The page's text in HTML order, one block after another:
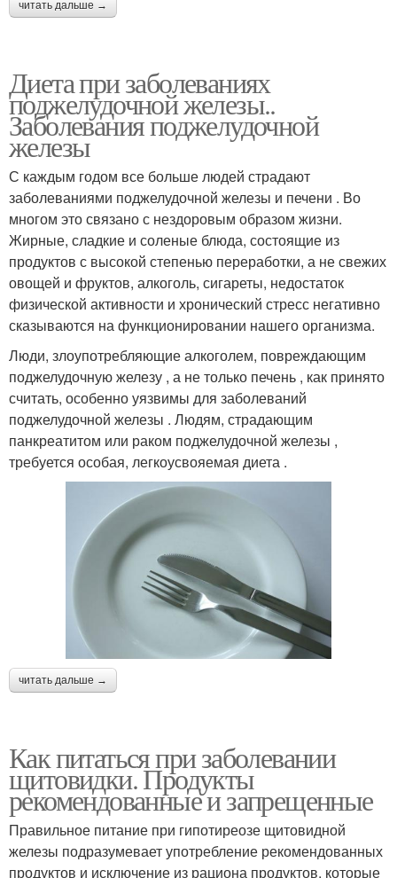
читать дальше →
Диета при заболеваниях
поджелудочной железы..
Заболевания поджелудочной
железы
С каждым годом все больше людей страдают
заболеваниями поджелудочной железы и печени . Во
многом это связано с нездоровым образом жизни.
Жирные, сладкие и соленые блюда, состоящие из
продуктов с высокой степенью переработки, а не свежих
овощей и фруктов, алкоголь, сигареты, недостаток
физической активности и хронический стресс негативно
сказываются на функционировании нашего организма.
Люди, злоупотребляющие алкоголем, повреждающим
поджелудочную железу , а не только печень , как принято
считать, особенно уязвимы для заболеваний
поджелудочной железы . Людям, страдающим
панкреатитом или раком поджелудочной железы ,
требуется особая, легкоусвояемая диета .
читать дальше →
Как питаться при заболевании
щитовидки. Продукты
рекомендованные и запрещенные
Правильное питание при гипотиреозе щитовидной
железы подразумевает употребление рекомендованных
продуктов и исключение из рациона продуктов, которые